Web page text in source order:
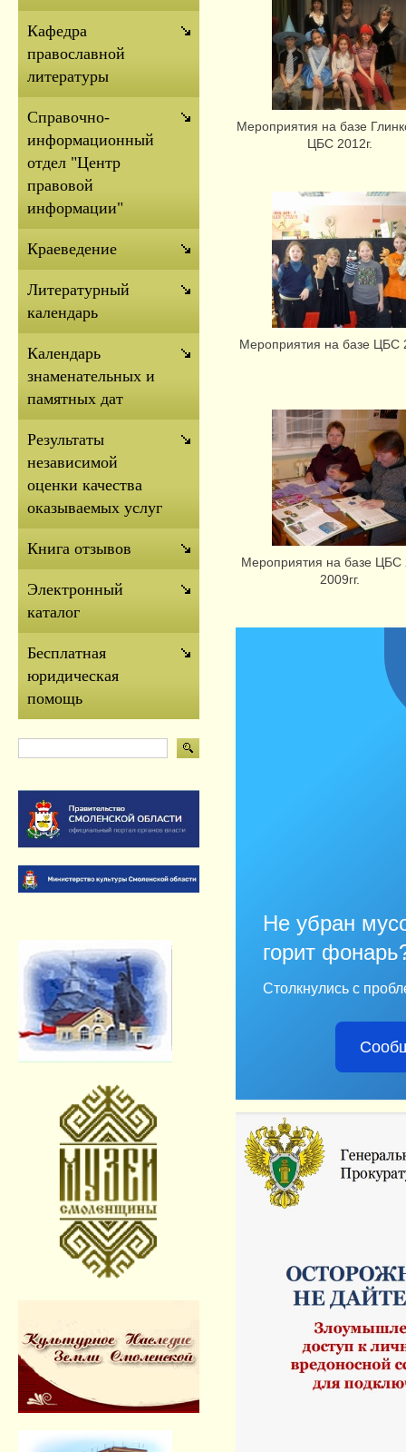
Мероприятия на базе
ЦБС 2012г.
Мероприятия на базе ЦБС
Мероприятия на базе ЦБС
2009гг.
Не убран
горит
Столкнулись с
Кафедра
православной
литературы
Справочно-
информационный
отдел "Центр
правовой
информации"
Краеведение
Литературный
календарь
Календарь
знаменательных и
памятных дат
Результаты
независимой
оценки качества
оказываемых услуг
Книга отзывов
Электронный
каталог
Бесплатная
юридическая
помощь